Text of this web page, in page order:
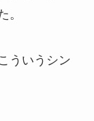
。
ういうシン